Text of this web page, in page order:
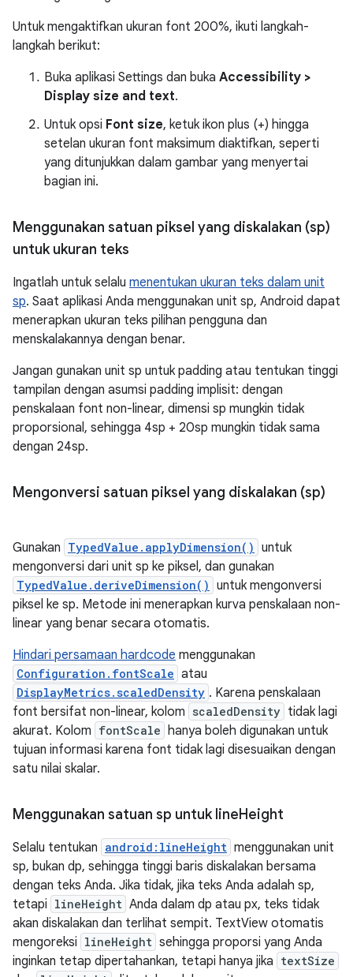
Untuk mengaktifkan ukuran font 200%, ikuti langkah-
langkah berikut:
Buka aplikasi Settings dan buka Accessibility >
Display size and text.
Untuk opsi Font size, ketuk ikon plus (+) hingga
setelan ukuran font maksimum diaktifkan, seperti
yang ditunjukkan dalam gambar yang menyertai
bagian ini.
Menggunakan satuan piksel yang diskalakan (sp)
untuk ukuran teks
Ingatlah untuk selalu menentukan ukuran teks dalam unit
sp. Saat aplikasi Anda menggunakan unit sp, Android dapat
menerapkan ukuran teks pilihan pengguna dan
menskalakannya dengan benar.
Jangan gunakan unit sp untuk padding atau tentukan tinggi
tampilan dengan asumsi padding implisit: dengan
penskalaan font non-linear, dimensi sp mungkin tidak
proporsional, sehingga 4sp + 20sp mungkin tidak sama
dengan 24sp.
Mengonversi satuan piksel yang diskalakan (sp)
Gunakan TypedValue.applyDimension() untuk
mengonversi dari unit sp ke piksel, dan gunakan
TypedValue.deriveDimension() untuk mengonversi
piksel ke sp. Metode ini menerapkan kurva penskalaan non-
linear yang benar secara otomatis.
Hindari persamaan hardcode menggunakan
Configuration.fontScale atau
DisplayMetrics.scaledDensity . Karena penskalaan
font bersifat non-linear, kolom scaledDensity tidak lagi
akurat. Kolom fontScale
hanya boleh digunakan untuk
tujuan informasi karena font tidak lagi disesuaikan dengan
satu nilai skalar.
Menggunakan satuan sp untuk lineHeight
Selalu tentukan android:lineHeight menggunakan unit
sp, bukan dp, sehingga tinggi baris diskalakan bersama
dengan teks Anda. Jika tidak, jika teks Anda adalah sp,
tetapi lineHeight Anda dalam dp atau px, teks tidak
akan diskalakan dan terlihat sempit. TextView otomatis
mengoreksi lineHeight sehingga proporsi yang Anda
inginkan tetap dipertahankan, tetapi hanya jika textSize